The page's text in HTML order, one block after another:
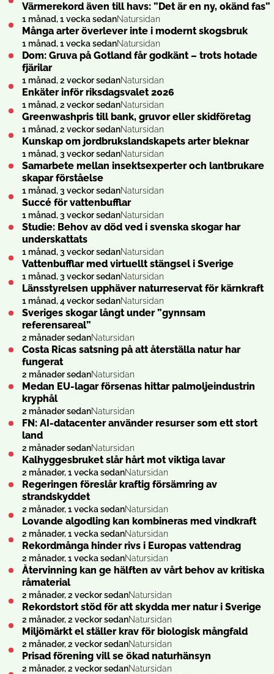
Värmerekord även till havs: ”Det är en ny, okänd fas”
1 månad, 1 vecka sedanNatursidan
Många arter överlever inte i modernt skogsbruk
1 månad, 1 vecka sedanNatursidan
Dom: Gruva på Gotland får godkänt – trots hotade
fjärilar
1 månad, 2 veckor sedanNatursidan
Enkäter inför riksdagsvalet 2026
1 månad, 2 veckor sedanNatursidan
Greenwashpris till bank, gruvor eller skidföretag
1 månad, 2 veckor sedanNatursidan
Kunskap om jordbruks­landskapets arter bleknar
1 månad, 3 veckor sedanNatursidan
Samarbete mellan insekts­experter och lantbrukare
skapar förståelse
1 månad, 3 veckor sedanNatursidan
Succé för vattenbufflar
1 månad, 3 veckor sedanNatursidan
Studie: Behov av död ved i svenska skogar har
underskattats
1 månad, 3 veckor sedanNatursidan
Vattenbufflar med virtuellt stängsel i Sverige
1 månad, 3 veckor sedanNatursidan
Länsstyrelsen upphäver natur­reservat för kärn­kraft
1 månad, 4 veckor sedanNatursidan
Sveriges skogar långt under ”gynnsam
referensareal”
2 månader sedanNatursidan
Costa Ricas satsning på att återställa natur har
fungerat
2 månader sedanNatursidan
Medan EU-lagar försenas hittar palmolje­industrin
kryphål
2 månader sedanNatursidan
FN: AI-datacenter använder resurser som ett stort
land
2 månader sedanNatursidan
Kalhygge­sbruket slår hårt mot viktiga lavar
2 månader, 1 vecka sedanNatursidan
Regeringen föreslår kraftig försämring av
strandskyddet
2 månader, 1 vecka sedanNatursidan
Lovande algodling kan kombineras med vindkraft
2 månader, 1 vecka sedanNatursidan
Rekordmånga hinder rivs i Europas vattendrag
2 månader, 1 vecka sedanNatursidan
Återvinning kan ge hälften av vårt behov av kritiska
råmaterial
2 månader, 2 veckor sedanNatursidan
Rekordstort stöd för att skydda mer natur i Sverige
2 månader, 2 veckor sedanNatursidan
Miljömärkt el ställer krav för biologisk mångfald
2 månader, 2 veckor sedanNatursidan
Prisad förening vill se ökad naturhänsyn
2 månader, 2 veckor sedanNatursidan